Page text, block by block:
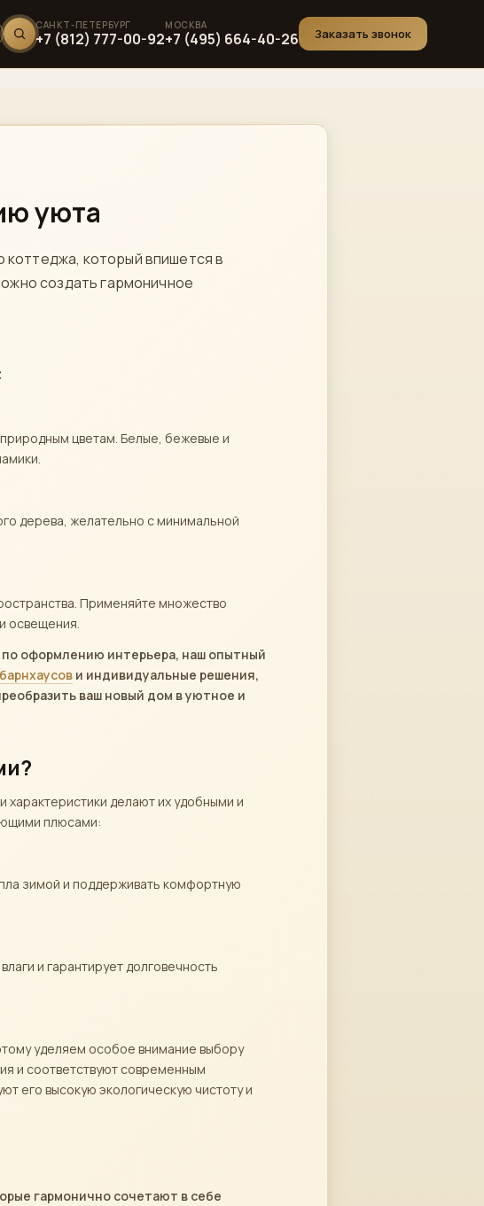
+7 (812) 777-00-92+7 (495) 664-40-26 Заказать звонок
уюта
коттеджа, который впишется в
создать гармоничное
цветам. Белые, бежевые и
дерева, желательно с минимальной
Применяйте множество
освещения.
оформлению интерьера, наш опытный
и индивидуальные решения,
ваш новый дом в уютное и
делают их удобными и
плюсами:
зимой и поддерживать комфортную
и гарантирует долговечность
уделяем особое внимание выбору
и соответствуют современным
его высокую экологическую чистоту и
гармонично сочетают в себе